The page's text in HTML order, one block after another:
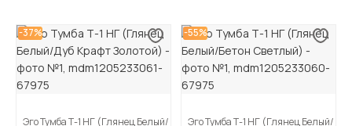
-37%
Эго Тумба Т-1 НГ (Глянец Белый/
-55%
Эго Тумба Т-1 НГ (Глянец Белый/